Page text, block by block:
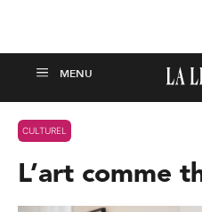
CULTUREL
L’art comme